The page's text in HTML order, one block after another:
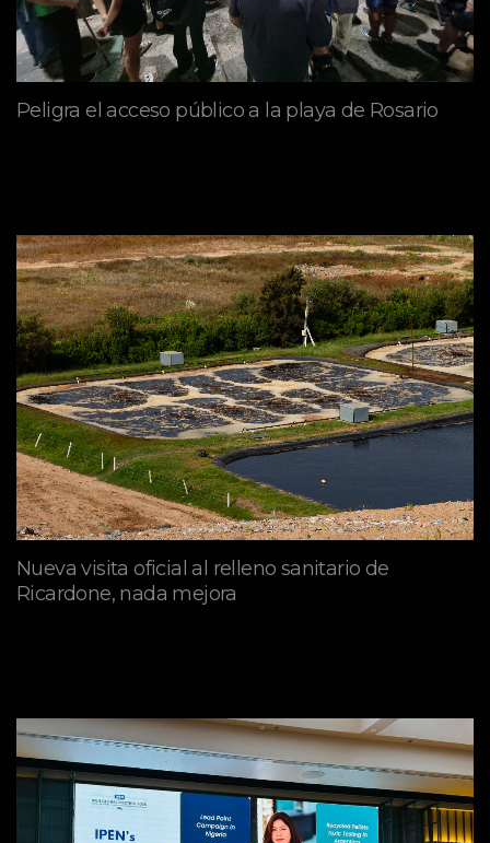
Peligra el acceso público a la playa de Rosario
Nueva visita oficial al relleno sanitario de
Ricardone, nada mejora